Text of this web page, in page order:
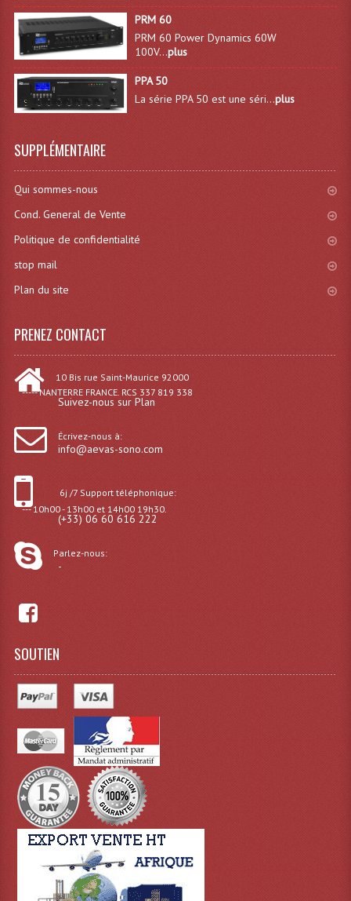
Lumières Noire
Lyres
Panneaux, Piste Danse À Leds
Petit Effets Lumineux
Projecteur Extérieur Multifaisceaux
Projecteurs Théâtre Led
Projecteurs Découpes
Projecteurs Par : 16 À 64 Et Autres
Câbles, Connectiques.
Câblage Electrique
Câble Rallonge DMX512 MIDI
Câbles Module, Cables Audio
Câble Multi-Paires Audio
PRM 60
PRM 60 Power Dynamics 60W
100V...plus
PPA 50
La série PPA 50 est une séri...plus
SUPPLÉMENTAIRE
Qui sommes-nous
Cond. General de Vente
Politique de confidentialité
stop mail
Plan du site
PRENEZ CONTACT
10 Bis rue Saint-Maurice 92000
----- NANTERRE FRANCE. RCS 337 819 338
Suivez-nous sur Plan
Écrivez-nous à:
info@aevas-sono.com
6j /7 Support téléphonique:
--- 10h00 - 13h00 et 14h00 19h30.
(+33) 06 60 616 222
Parlez-nous:
-
SOUTIEN